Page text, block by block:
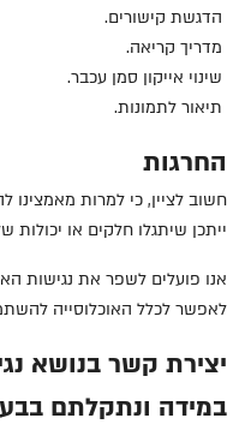
הדגשת קישורים.
מדריך קריאה.
שינוי אייקון סמן עכבר.
תיאור לתמונות.
החרגות
חשוב לציין, כי למרות
ייתכן שיתגלו חלקים או יכולות
אנו פועלים לשפר את נגישות
לאפשר לכלל האוכלוסייה
יצירת קשר בנושא
במידה ונתקלתם